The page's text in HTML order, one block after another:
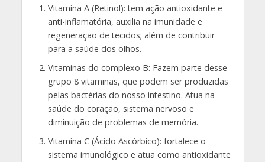
Vitamina A (Retinol): tem ação antioxidante e
anti-inflamatória, auxilia na imunidade e
regeneração de tecidos; além de contribuir
para a saúde dos olhos.
Vitaminas do complexo B: Fazem parte desse
grupo 8 vitaminas, que podem ser produzidas
pelas bactérias do nosso intestino. Atua na
saúde do coração, sistema nervoso e
diminuição de problemas de memória.
Vitamina C (Ácido Ascórbico): fortalece o
sistema imunológico e atua como antioxidante